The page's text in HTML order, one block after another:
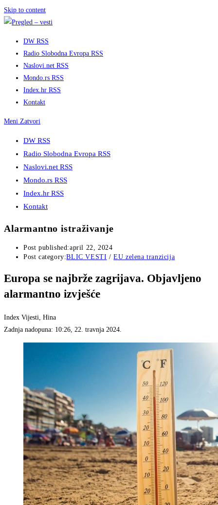
Skip to content
DW RSS
Radio Slobodna Evropa RSS
Naslovi.net RSS
Mondo.rs RSS
Index.hr RSS
Kontakt
Meni Zatvori
DW RSS
Radio Slobodna Evropa RSS
Naslovi.net RSS
Mondo.rs RSS
Index.hr RSS
Kontakt
Alarmantno istraživanje
Post published:april 22, 2024
Post category:BLIC VESTI / EU zelena tranzicija
Europa se najbrže zagrijava. Objavljeno
alarmantno izvješće
Index Vijesti, Hina
Zadnja nadopuna: 10:26, 22. travnja 2024.